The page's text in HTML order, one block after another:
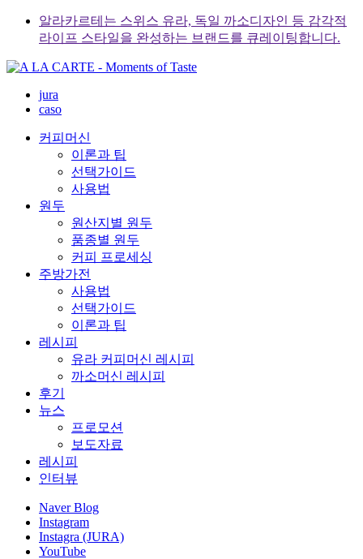
Skip
content
알라카르테는 스위스 유라, 독일 까소디자인 등 감각적
라이프 스타일을 완성하는 브랜드를 큐레이팅합니다.
jura
caso
커피머신
이론과 팁
선택가이드
사용법
원두
원산지별 원두
품종별 원두
커피 프로세싱
주방가전
사용법
선택가이드
이론과 팁
레시피
유라 커피머신 레시피
까소머신 레시피
후기
뉴스
프로모션
보도자료
레시피
인터뷰
Naver Blog
Instagram
Instagra (JURA)
YouTube